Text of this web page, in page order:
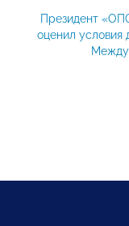
Президент
оценил условия